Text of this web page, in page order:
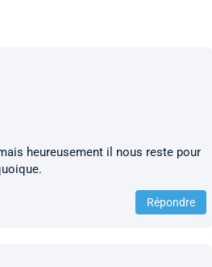
heureusement il nous reste pour
Répondre